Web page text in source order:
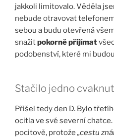
jakkoli limitovalo. Věděla
nebude otravovat
sebou a budu otevřená
snažitpokorně přijímat
podobenství, které mi
Stačilo jedno
Přišel tedy den D. Bylo
ocitla ve své severní
pocitově, protože„cestu